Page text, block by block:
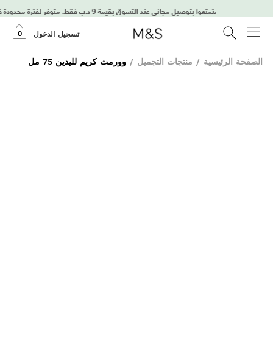
تسجيل الدخول 0
الصفحة الرئيسية / منتجات التجميل / وورمث كريم لليدين 75 مل